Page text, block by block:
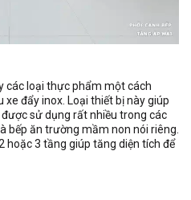
các loại thực phẩm một cách
đẩy inox. Loại thiết bị này giúp
sử dụng rất nhiều trong các
bếp ăn trường mầm non nói riêng.
hoặc 3 tầng giúp tăng diện tích để